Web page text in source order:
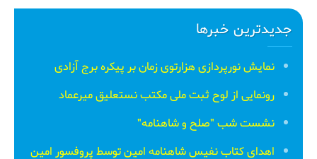
جدیدترین خبرها
نمایش نورپردازی هزارتوی زمان بر پیکره برج آزادی
رونمایی از لوح ثبت ملی مكتب نستعلیق میرعماد
نشست شب "صلح و شاهنامه"
اهدای کتاب نفیس شاهنامه امین توسط پروفسور امین